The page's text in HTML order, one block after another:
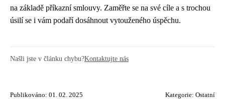
na základě příkazní smlouvy. Zaměřte se na své cíle a s trochou
úsilí se i vám podaří dosáhnout vytouženého úspěchu.
Našli jste v článku chybu?Kontaktujte nás
Publikováno: 01. 02. 2025 Kategorie: Ostatní